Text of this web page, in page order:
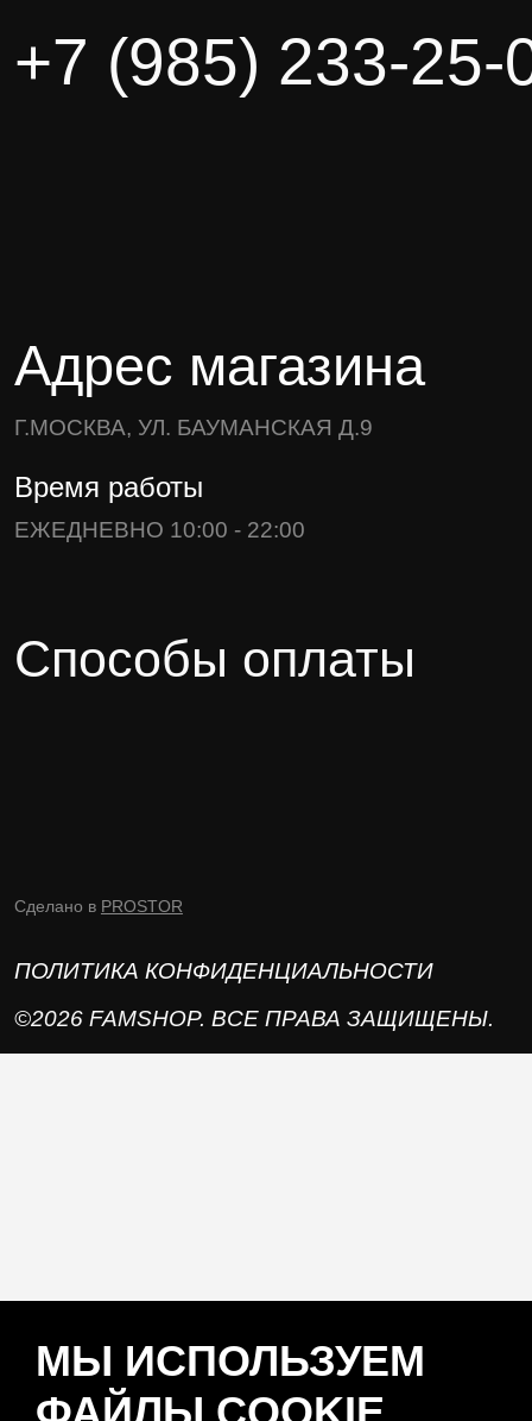
+7 (985) 233-25-
Адрес магазина
Г.МОСКВА, УЛ. БАУМАНСКАЯ Д.9
Время работы
ЕЖЕДНЕВНО 10:00 - 22:00
Способы оплаты
Сделано в PROSTOR
ПОЛИТИКА КОНФИДЕНЦИАЛЬНОСТИ
©2026 FAMSHOP. ВСЕ ПРАВА ЗАЩИЩЕНЫ.
МЫ ИСПОЛЬЗУЕМ